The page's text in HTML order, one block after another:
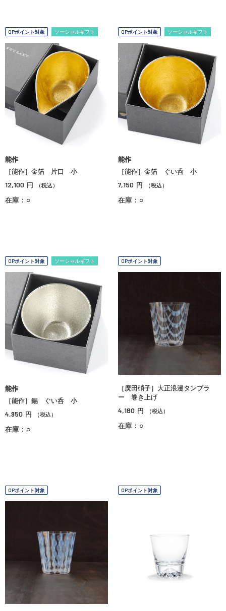
OPポイント対象 ソーシャルギフト
能作
［能作］金箔 片口 小
12,100 円 （税込）
在庫：○
OPポイント対象 ソーシャルギフト
能作
［能作］金箔 ぐい呑 小
7,150 円 （税込）
在庫：○
OPポイント対象 ソーシャルギフト
能作
［能作］錫 ぐい呑 小
4,950 円 （税込）
在庫：○
OPポイント対象
［廣田硝子］大正浪漫タンブラ
ー 巻き上げ
4,180 円 （税込）
在庫：○
OPポイント対象 OPポイント対象